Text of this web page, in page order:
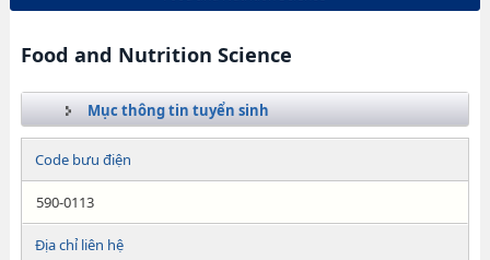
Food and Nutrition Science
Mục thông tin tuyển sinh
Code bưu điện
590-0113
Địa chỉ liên hệ